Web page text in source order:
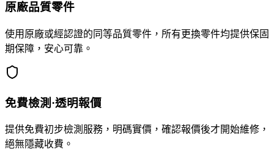
原廠品質零件
使用原廠或經認證的同等品質零件，所有更換零件均提供保固
期保障，安心可靠。
免費檢測·透明報價
提供免費初步檢測服務，明碼實價，確認報價後才開始維修，
絕無隱藏收費。